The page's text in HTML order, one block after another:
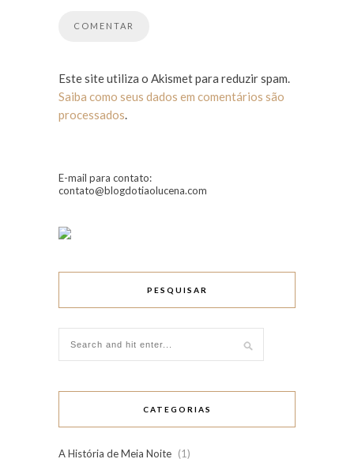
Este site utiliza o Akismet para reduzir spam.
Saiba como seus dados em comentários são
processados.
E-mail para contato:
contato@blogdotiaolucena.com
PESQUISAR
CATEGORIAS
A História de Meia Noite (1)